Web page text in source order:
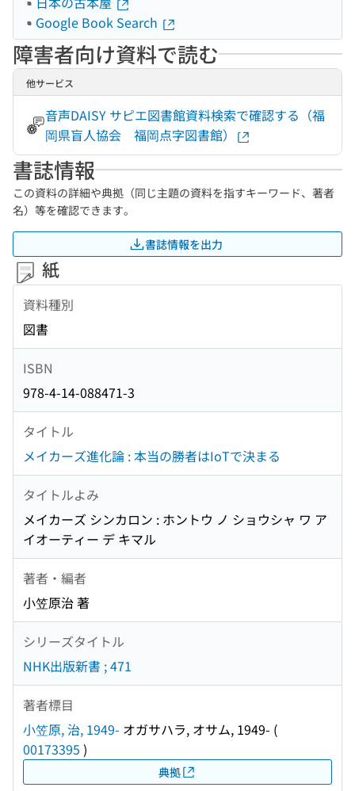
Google Book Search
障害者向け資料で読む
他サービス
音声DAISY サピエ図書館資料検索で確認する（福
岡県盲人協会 福岡点字図書館）
書誌情報
この資料の詳細や典拠（同じ主題の資料を指すキーワード、著者
名）等を確認できます。
書誌情報を出力
紙
資料種別
図書
ISBN
978-4-14-088471-3
タイトル
メイカーズ進化論 : 本当の勝者はIoTで決まる
タイトルよみ
メイカーズ シンカロン : ホントウ ノ ショウシャ ワ ア
イオーティー デ キマル
著者・編者
小笠原治 著
シリーズタイトル
NHK出版新書 ; 471
著者標目
小笠原, 治, 1949- オガサハラ, オサム, 1949- (
00173395 )
典拠